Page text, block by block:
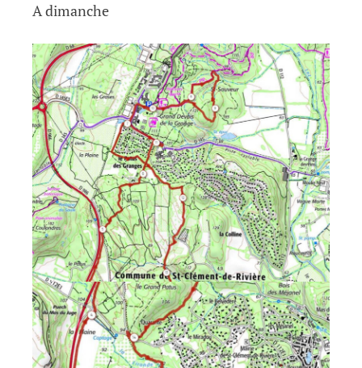
A dimanche